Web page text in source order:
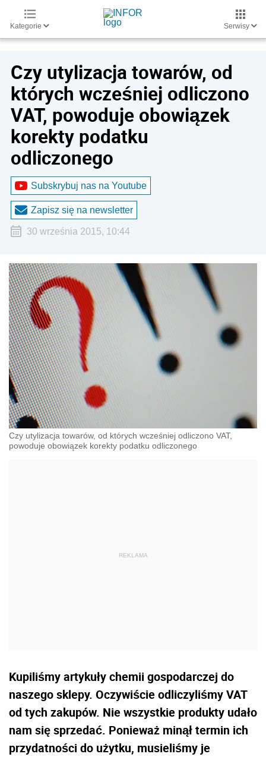
Kategorie Serwisy
Czy utylizacja towarów, od
których wcześniej odliczono
VAT, powoduje obowiązek
korekty podatku
odliczonego
Subskrybuj nas na Youtube
Zapisz się na newsletter
30 września 2015, 10:44
Czy utylizacja towarów, od których wcześniej odliczono VAT,
powoduje obowiązek korekty podatku odliczonego
Kupiliśmy artykuły chemii gospodarczej do
naszego sklepy. Oczywiście odliczyliśmy VAT
od tych zakupów. Nie wszystkie produkty udało
nam się sprzedać. Ponieważ minął termin ich
przydatności do użytku, musieliśmy je